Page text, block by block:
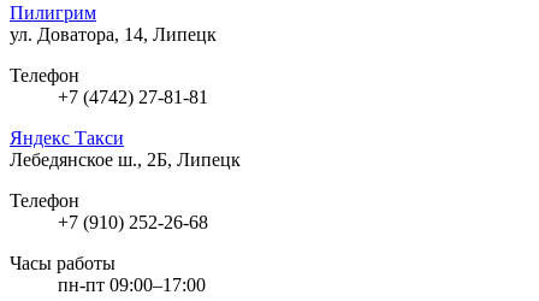
Пилигрим
ул. Доватора, 14, Липецк
Телефон
+7 (4742) 27-81-81
Яндекс Такси
Лебедянское ш., 2Б, Липецк
Телефон
+7 (910) 252-26-68
Часы работы
пн-пт 09:00–17:00